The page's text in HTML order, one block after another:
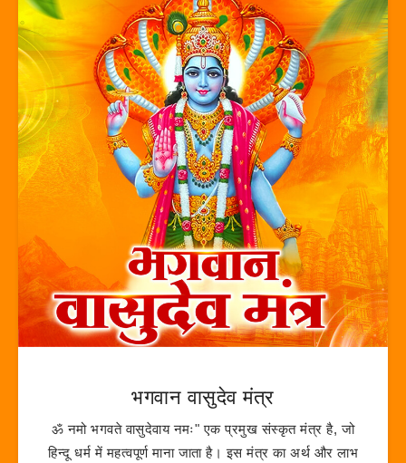
भगवान वासुदेव मंत्र
ॐ नमो भगवते वासुदेवाय नमः" एक प्रमुख संस्कृत मंत्र है, जो
हिन्दू धर्म में महत्वपूर्ण माना जाता है। इस मंत्र का अर्थ और लाभ